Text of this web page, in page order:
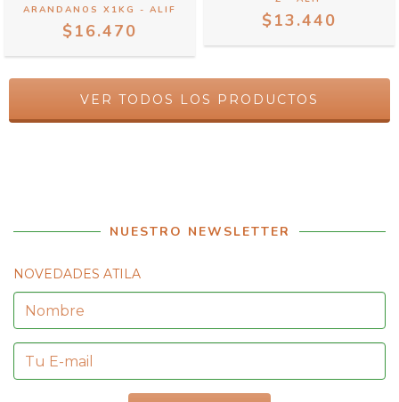
ARANDANOS X1KG - ALIF
$16.470 $13.440
VER TODOS LOS PRODUCTOS
NUESTRO NEWSLETTER
NOVEDADES ATILA